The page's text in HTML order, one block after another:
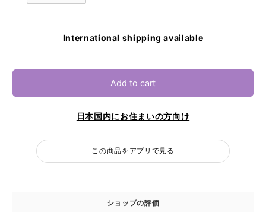
International shipping available
Add to cart
日本国内にお住まいの方向け
この商品をアプリで見る
ショップの評価